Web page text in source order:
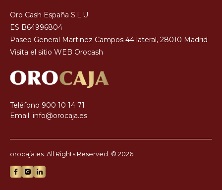
C/ Hernán Cortés, 5
50004 Zaragoza (Zaragoza), ES
Horario hoy: 10:00-14:00
OROCAJA
Calle Gordoniz 27
48009 Bilbao (Vizcaya), ES
ORO CAJA
Teléfono900 10 14 71
orocaja.es. All Rights Reserved. © 2026
Política de privacidad